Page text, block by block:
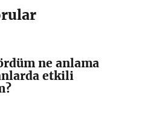
ne anlama
etkili